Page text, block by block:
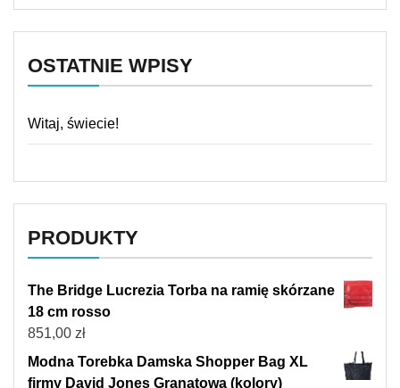
OSTATNIE WPISY
Witaj, świecie!
PRODUKTY
The Bridge Lucrezia Torba na ramię skórzane
18 cm rosso
851,00 zł
Modna Torebka Damska Shopper Bag XL
firmy David Jones Granatowa (kolory)